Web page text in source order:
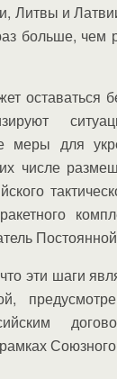
Литвы и
больше, чем
оставаться
меры для
числе
эти шаги
Союзного